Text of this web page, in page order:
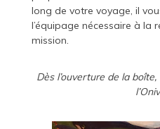
long de votre voyage, il
l’équipage nécessaire à la
mission.
Dès l’ouverture de la